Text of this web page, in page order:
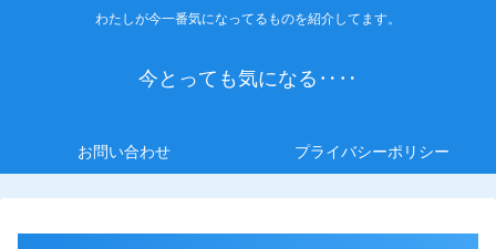
わたしが今一番気になってるものを紹介してます。
今とっても気になる‥‥
お問い合わせ プライバシーポリシー